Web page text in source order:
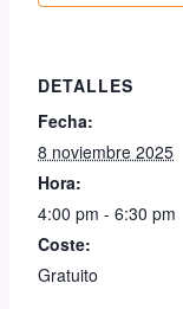
DETALLES
Fecha:
8 noviembre 2025
Hora:
4:00 pm - 6:30 pm
Coste:
Gratuito